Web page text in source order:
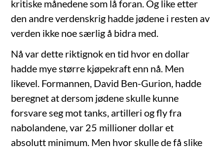
kritiske månedene som lå foran. Og like etter
den andre verdenskrig hadde jødene i resten av
verden ikke noe særlig å bidra med.
Nå var dette riktignok en tid hvor en dollar
hadde mye større kjøpekraft enn nå. Men
likevel. Formannen, David Ben-Gurion, hadde
beregnet at dersom jødene skulle kunne
forsvare seg mot tanks, artilleri og fly fra
nabolandene, var 25 millioner dollar et
absolutt minimum. Men hvor skulle de få slike